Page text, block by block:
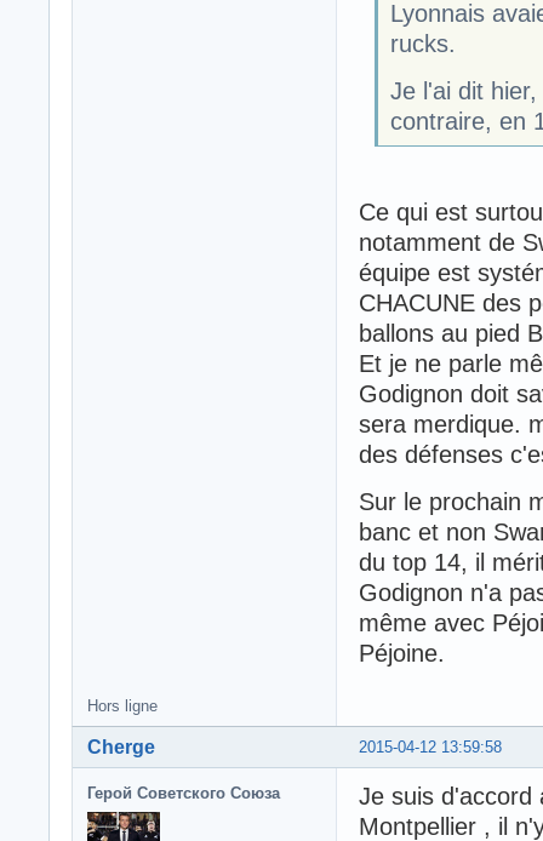
Lyonnais
rucks.
Je l'ai dit
contraire, en
Ce qui est
notamment de
équipe est
CHACUNE des
ballons au pied
Et je ne parle
Godignon doit
sera merdique.
des défenses
Sur le prochain
banc et non
du top 14, il
Godignon n'a
même avec
Péjoine.
Hors ligne
2015-04-12 13:59:58
Cherge
Герой Советского Союза
Je suis d'accord
Montpellier , il